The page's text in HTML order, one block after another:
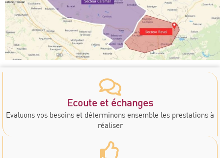
Ecoute et échanges
Evaluons vos besoins et déterminons ensemble les prestations à
réaliser